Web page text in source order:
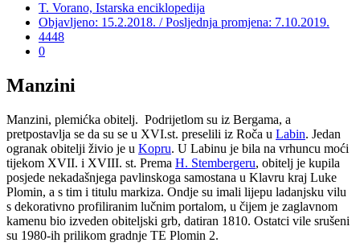
T. Vorano, Istarska enciklopedija
Objavljeno: 15.2.2018. / Posljednja promjena: 7.10.2019.
4448
0
Manzini
Manzini, plemićka obitelj. Podrijetlom su iz Bergama, a
pretpostavlja se da su se u XVI.st. preselili iz Roča u Labin. Jedan
ogranak obitelji živio je u Kopru. U Labinu je bila na vrhuncu moći
tijekom XVII. i XVIII. st. Prema H. Stembergeru, obitelj je kupila
posjede nekadašnjega pavlinskoga samostana u Klavru kraj Luke
Plomin, a s tim i titulu markiza. Ondje su imali lijepu ladanjsku vilu
s dekorativno profiliranim lučnim portalom, u čijem je zaglavnom
kamenu bio izveden obiteljski grb, datiran 1810. Ostatci vile srušeni
su 1980-ih prilikom gradnje TE Plomin 2.